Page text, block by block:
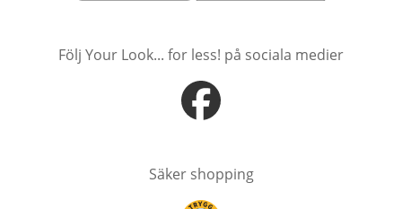
Följ Your Look... for less! på sociala medier
öppnas i nytt fönster
Säker shopping